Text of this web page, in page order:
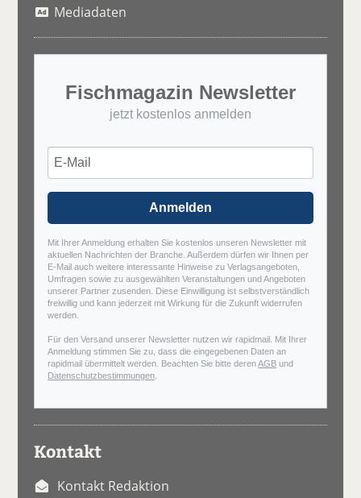
Mediadaten
Fischmagazin Newsletter
jetzt kostenlos anmelden
Anmelden
Mit Ihrer Anmeldung erhalten Sie kostenlos unseren Newsletter mit
aktuellen Nachrichten der Branche. Außerdem dürfen wir Ihnen per
E-Mail auch weitere interessante Hinweise zu Verlagsangeboten,
Umfragen sowie zu ausgewählten Veranstaltungen und Angeboten
unserer Partner zusenden. Diese Einwilligung ist selbstverständlich
freiwillig und kann jederzeit mit Wirkung für die Zukunft widerrufen
werden.
Für den Versand unserer Newsletter nutzen wir rapidmail. Mit Ihrer
Anmeldung stimmen Sie zu, dass die eingegebenen Daten an
rapidmail übermittelt werden. Beachten Sie bitte derenAGB und
Datenschutzbestimmungen
Kontakt
Kontakt Redaktion